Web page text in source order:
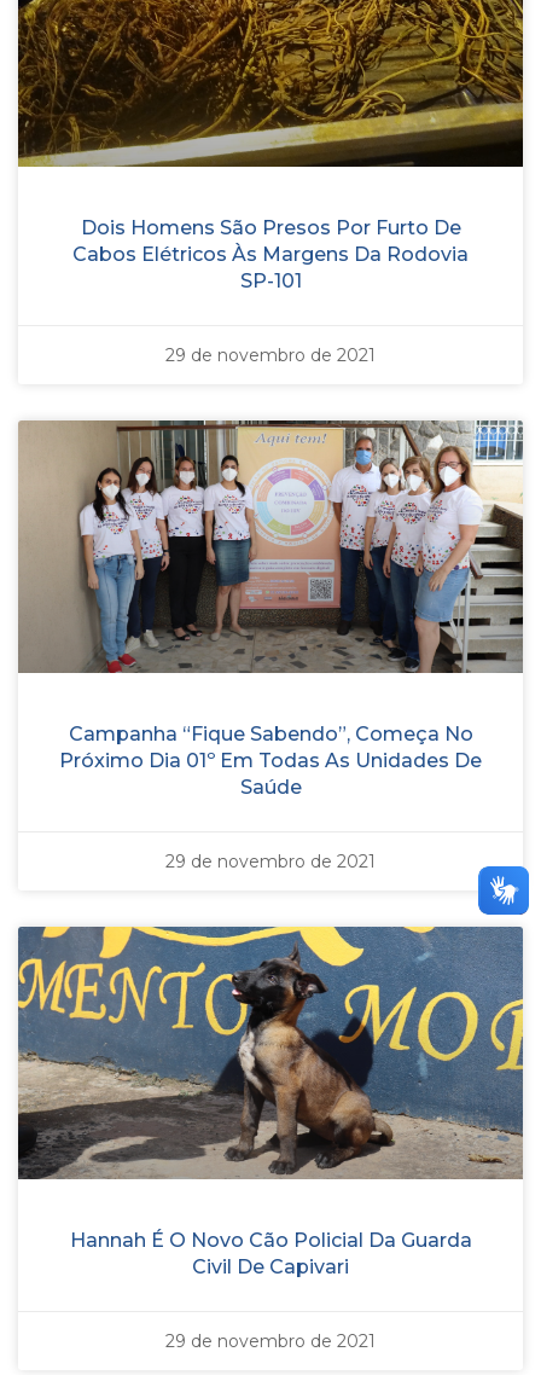
Dois Homens São Presos Por Furto De
Cabos Elétricos Às Margens Da Rodovia
SP-101
29 de novembro de 2021
Campanha “Fique Sabendo”, Começa No
Próximo Dia 01º Em Todas As Unidades De
Saúde
29 de novembro de 2021
Hannah É O Novo Cão Policial Da Guarda
Civil De Capivari
29 de novembro de 2021